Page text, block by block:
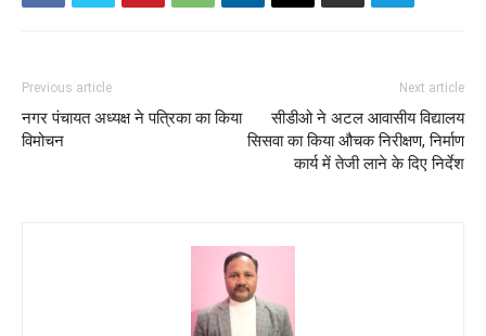
Previous article
नगर पंचायत अध्यक्ष ने पत्रिका का किया
विमोचन
Next article
सीडीओ ने अटल आवासीय विद्यालय
सिसवा का किया औचक निरीक्षण, निर्माण
कार्य में तेजी लाने के दिए निर्देश